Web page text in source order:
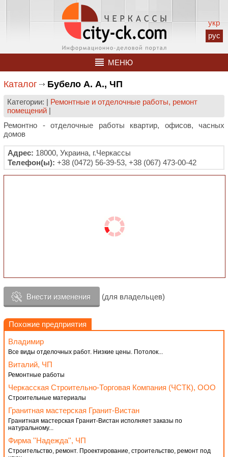
укр
рус
МЕНЮ
Каталог Бубело А. А., ЧП
Категории: | Ремонтные и отделочные работы, ремонт
помещений |
Ремонтно - отделочные работы квартир, офисов, часных
домов
Адрес: 18000, Украина, г.Черкассы
Телефон(ы): +38 (0472) 56-39-53, +38 (067) 473-00-42
Внести изменения (для владельцев)
Похожие предприятия
Владимир
Все виды отделочных работ. Низкие цены. Потолок...
Виталий, ЧП
Ремонтные работы
Черкасская Строительно-Торговая Компания (ЧСТК), ООО
Строительные материалы
Гранитная мастерская Гранит-Вистан
Гранитная мастерская Гранит-Вистан исполняет заказы по
натуральному...
Фирма ''Надежда'', ЧП
Строительство, ремонт. Проектирование, строительство, ремонт под